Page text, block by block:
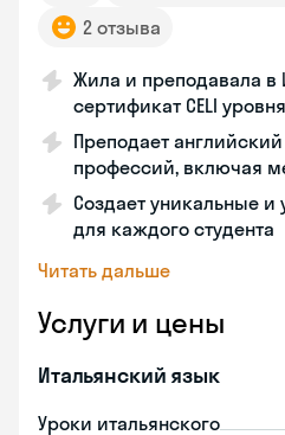
2 отзыва
Жила и преподавала в
сертификат CELI
Преподает
профессий, включая
Создает уникальные и
для каждого студента
Читать дальше
Услуги и цены
Итальянский язык
Уроки итальянского